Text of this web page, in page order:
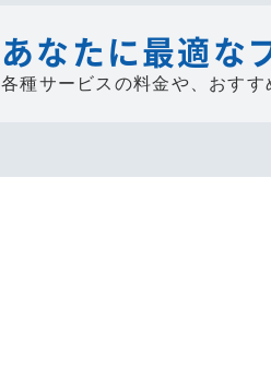
あなたに最適な
各種サービスの料金や、 おすす